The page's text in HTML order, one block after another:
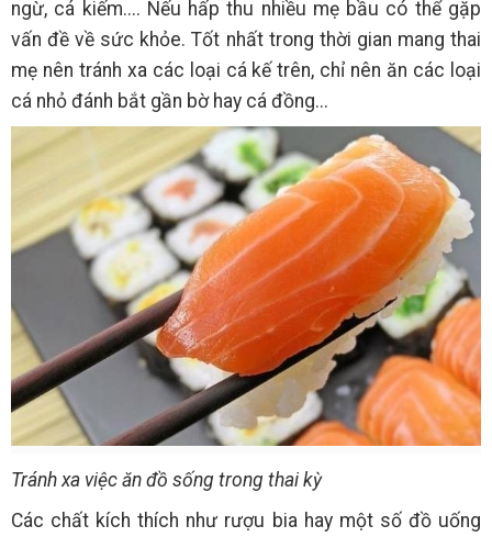
ngừ, cá kiếm.... Nếu hấp thu nhiều mẹ bầu có thể gặp
vấn đề về sức khỏe. Tốt nhất trong thời gian mang thai
mẹ nên tránh xa các loại cá kế trên, chỉ nên ăn các loại
cá nhỏ đánh bắt gần bờ hay cá đồng...
Tránh xa việc ăn đồ sống trong thai kỳ
Các chất kích thích như rượu bia hay một số đồ uống